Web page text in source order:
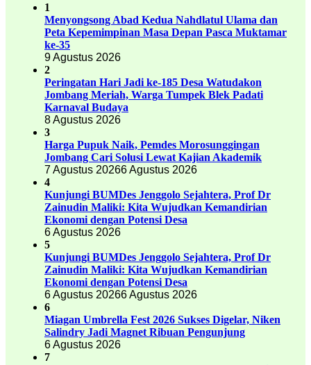
1
Menyongsong Abad Kedua Nahdlatul Ulama dan
Peta Kepemimpinan Masa Depan Pasca Muktamar
ke-35
9 Agustus 2026
2
Peringatan Hari Jadi ke-185 Desa Watudakon
Jombang Meriah, Warga Tumpek Blek Padati
Karnaval Budaya
8 Agustus 2026
3
Harga Pupuk Naik, Pemdes Morosunggingan
Jombang Cari Solusi Lewat Kajian Akademik
7 Agustus 20266 Agustus 2026
4
Kunjungi BUMDes Jenggolo Sejahtera, Prof Dr
Zainudin Maliki: Kita Wujudkan Kemandirian
Ekonomi dengan Potensi Desa
6 Agustus 2026
5
Kunjungi BUMDes Jenggolo Sejahtera, Prof Dr
Zainudin Maliki: Kita Wujudkan Kemandirian
Ekonomi dengan Potensi Desa
6 Agustus 20266 Agustus 2026
6
Miagan Umbrella Fest 2026 Sukses Digelar, Niken
Salindry Jadi Magnet Ribuan Pengunjung
6 Agustus 2026
7